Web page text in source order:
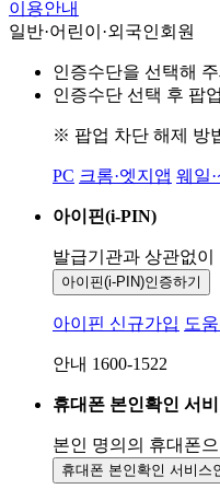
이용안내
일반·어린이·외국인회원
인증수단을 선택해
인증수단 선택 후 팝
※ 팝업 차단 해제 방
PC 크롬·엣지앱 웨일
아이핀(i-PIN)
발급기관과 상관없이
아이핀(i-PIN)인증하기
아이핀 신규가입 도
안내 1600-1522
휴대폰 본인확인 서
본인 명의의 휴대폰
휴대폰 본인확인 서비스